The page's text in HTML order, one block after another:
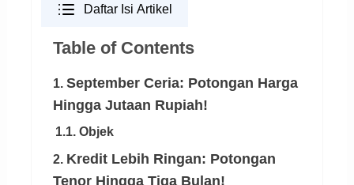
Daftar Isi Artikel
Table of Contents
1. September Ceria: Potongan Harga
Hingga Jutaan Rupiah!
1.1. Objek
2. Kredit Lebih Ringan: Potongan
Tenor Hingga Tiga Bulan!